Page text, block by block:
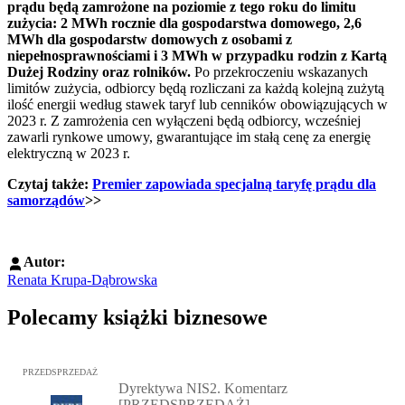
prądu będą zamrożone na poziomie z tego roku do limitu
zużycia: 2 MWh rocznie dla gospodarstwa domowego, 2,6
MWh dla gospodarstw domowych z osobami z
niepełnosprawnościami i 3 MWh w przypadku rodzin z Kartą
Dużej Rodziny oraz rolników. Po przekroczeniu wskazanych
limitów zużycia, odbiorcy będą rozliczani za każdą kolejną zużytą
ilość energii według stawek taryf lub cenników obowiązujących w
2023 r. Z zamrożenia cen wyłączeni będą odbiorcy, wcześniej
zawarli rynkowe umowy, gwarantujące im stałą cenę za energię
elektryczną w 2023 r.
Czytaj także: Premier zapowiada specjalną taryfę prądu dla
samorządów>>
Autor:
Renata Krupa-Dąbrowska
Polecamy książki biznesowe
Przejdź do: Dyrektywa NIS2. Komentarz [PRZEDSPRZEDAŻ],
PRZEDSPRZEDAŻ
Dyrektywa NIS2. Komentarz